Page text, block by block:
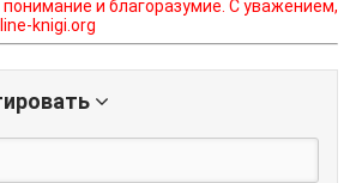
и благоразумие. С уважением,
knigi.org